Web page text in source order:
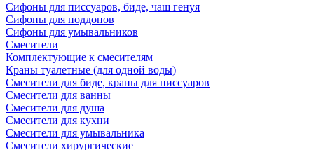
Сифоны для писсуаров, биде, чаш генуя
Сифоны для поддонов
Сифоны для умывальников
Смесители
Комплектующие к смесителям
Краны туалетные (для одной воды)
Смесители для биде, краны для писсуаров
Смесители для ванны
Смесители для душа
Смесители для кухни
Смесители для умывальника
Смесители хирургические